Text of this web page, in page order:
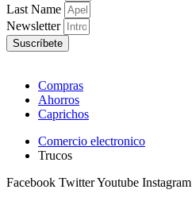
Last Name
Newsletter
Suscríbete
Compras
Ahorros
Caprichos
Comercio electronico
Trucos
Facebook TwitterYoutube Instagram